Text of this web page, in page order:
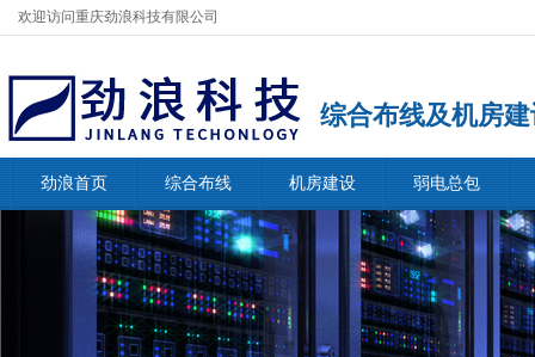
欢迎访问重庆劲浪科技有限公司
综合布线及机房
劲浪首页 综合布线 机房建设 弱电总包